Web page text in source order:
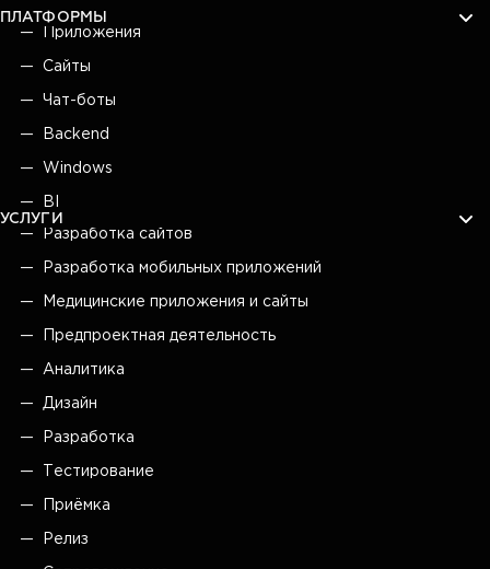
ПЛАТФОРМЫ
Приложения
Сайты
Чат-боты
Backend
Windows
BI
УСЛУГИ
Разработка сайтов
Разработка мобильных приложений
Медицинские приложения и сайты
Предпроектная деятельность
Аналитика
Дизайн
Разработка
Тестирование
Приёмка
Релиз